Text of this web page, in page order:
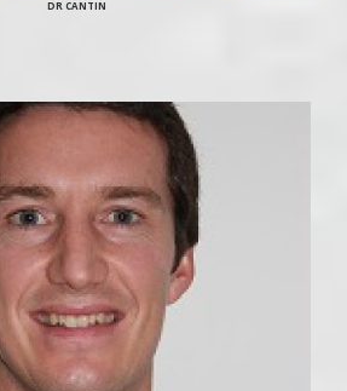
DR CANTIN